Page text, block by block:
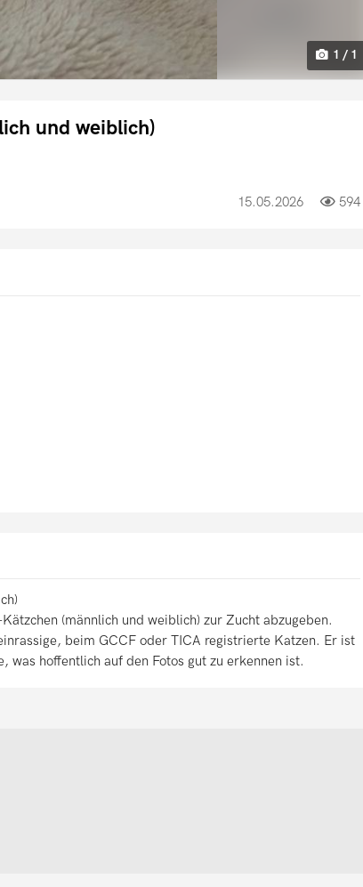
1 / 1
und weiblich)
15.05.2026 594
(männlich und weiblich) zur Zucht abzugeben.
beim GCCF oder TICA registrierte Katzen. Er ist
was hoffentlich auf den Fotos gut zu erkennen ist.